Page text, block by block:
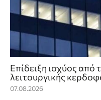
Επίδειξη ισχύος από
λειτουργικής
07.08.2026